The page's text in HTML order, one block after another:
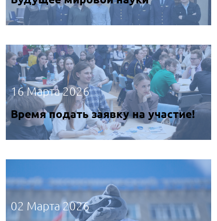
16 Марта 2026
Время подать заявку на участие!
02 Марта 2026